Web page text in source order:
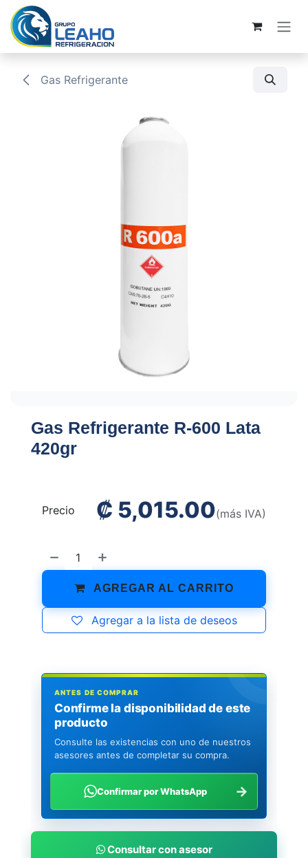
Ir al contenido
Gas Refrigerante
Gas Refrigerante R-600 Lata
420gr
AGREGAR AL CARRITO
Agregar a la lista de deseos
Precio ₡ 5,015.00(más IVA)
ANTES DE COMPRAR
Confirme la disponibilidad de este
producto
Consulte las existencias con uno de nuestros
asesores antes de completar su compra.
Confirmar por WhatsApp →
Consultar con asesor